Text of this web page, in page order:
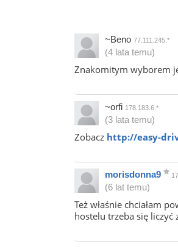
~Beno 77.111.245.*
(4 lata temu)
Znakomitym wyborem
~orfi 178.183.6.*
(3 lata temu)
Zobacz http://easy-
morisdonna9
(6 lat temu)
Też właśnie chciałam
hostelu trzeba się liczyć